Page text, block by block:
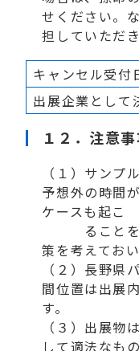
せください。
担していただき
キャンセル受付
出展企業として
１２． 注意
（１）サンプ
予想外の時間
ケースも起こ
ることを念
策を考えてお
（２）長野県
間位置は出展
す。
（３）出展物
して適法なも